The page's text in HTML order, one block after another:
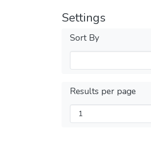
Settings
Sort By
Results per page